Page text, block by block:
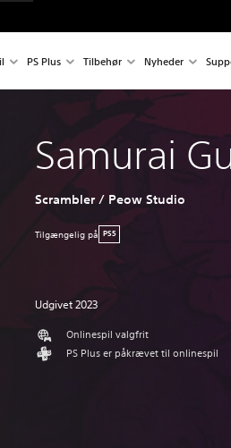
PS Plus Tilbehør Nyheder
Samurai
Scrambler / Peow Studio
Tilgængelig på PS5
Udgivet 2023
Onlinespil valgfrit
PS Plus er påkrævet til onlinespil